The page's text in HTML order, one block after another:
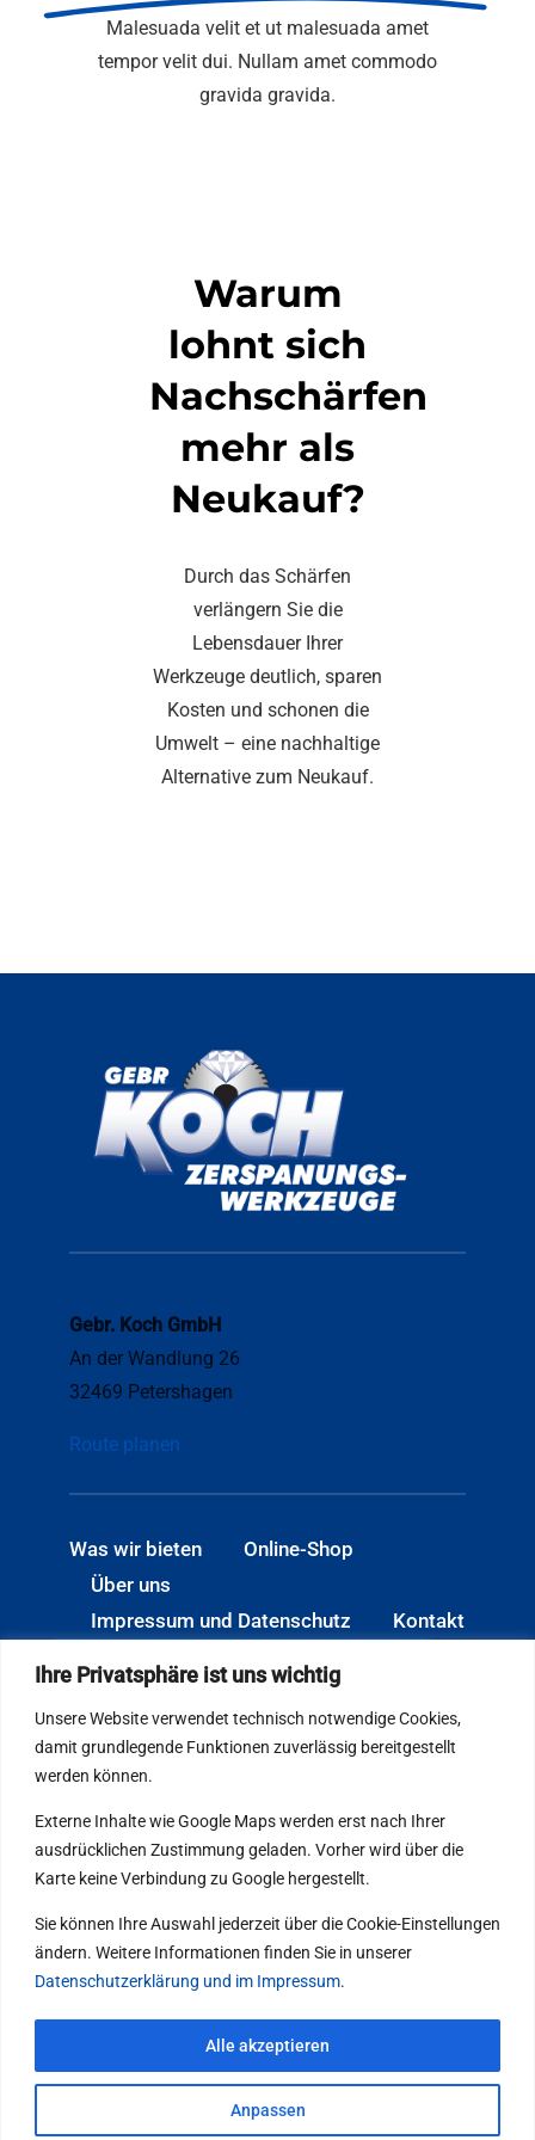
Ihre Privatsphäre ist uns wichtig
Unsere Website verwendet technisch notwendige Cookies,
damit grundlegende Funktionen zuverlässig bereitgestellt
werden können.
Externe Inhalte wie Google Maps werden erst nach Ihrer
ausdrücklichen Zustimmung geladen. Vorher wird über die
Karte keine Verbindung zu Google hergestellt.
Sie können Ihre Auswahl jederzeit über die Cookie-Einstellungen
ändern. Weitere Informationen finden Sie in unserer
Datenschutzerklärung und im Impressum.
Anpassen
Alle akzeptieren
Malesuada velit et ut malesuada amet
tempor velit dui. Nullam amet commodo
gravida gravida.
Warum
lohnt sich
Nachschärfen
mehr als
Neukauf?
Durch das Schärfen
verlängern Sie die
Lebensdauer Ihrer
Werkzeuge deutlich, sparen
Kosten und schonen die
Umwelt – eine nachhaltige
Alternative zum Neukauf.
Gebr. Koch GmbH
An der Wandlung 26
32469 Petershagen
Route planen
Was wir bieten
Online-Shop
Über uns
Impressum und Datenschutz
Kontakt
Öffnungszeiten: Mo.–Do. 06:30–
17:00 Uhr · Fr. 06:30–15:00 Uhr